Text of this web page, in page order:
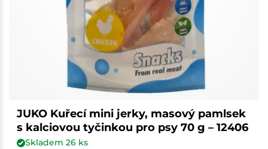
JUKO Kuřecí mini jerky, masový pamlsek
s kalciovou tyčinkou pro psy 70 g – 12406
Skladem 26ks